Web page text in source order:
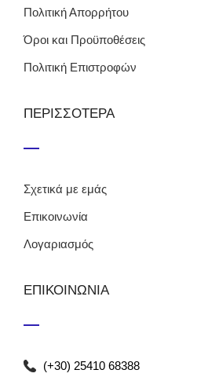
Πολιτική Απορρήτου
Όροι και Προϋποθέσεις
Πολιτική Επιστροφών
ΠΕΡΙΣΣΟΤΕΡΑ
Σχετικά με εμάς
Επικοινωνία
Λογαριασμός
ΕΠΙΚΟΙΝΩΝΙΑ
(+30) 25410 68388